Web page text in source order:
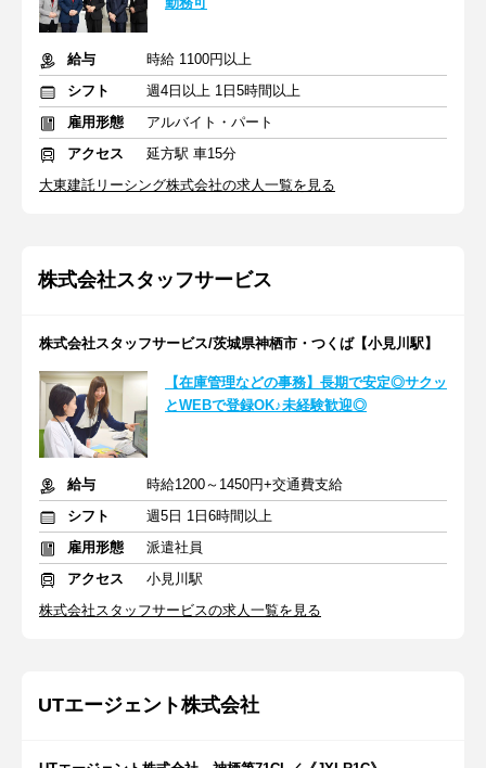
給与
時給 1100円以上
シフト
週4日以上 1日5時間以上
雇用形態
アルバイト・パート
アクセス
延方駅 車15分
大東建託リーシング株式会社の求人一覧を見る
株式会社スタッフサービス
株式会社スタッフサービス/茨城県神栖市・つくば【小見川駅】
【在庫管理などの事務】長期で安定◎サクッ
とWEBで登録OK♪未経験歓迎◎
給与
時給1200～1450円+交通費支給
シフト
週5日 1日6時間以上
雇用形態
派遣社員
アクセス
小見川駅
株式会社スタッフサービスの求人一覧を見る
UTエージェント株式会社